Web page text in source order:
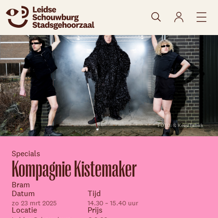
FOTO: © Kees Tabak
naar agenda
Specials
Kompagnie Kistemaker
Bram
Datum
zo 23 mrt 2025
Tijd
14.30 ~ 15.40 uur
Locatie Prijs